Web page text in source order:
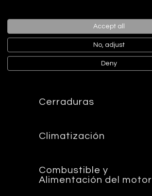
Asientos
Cerraduras
Climatización
Combustible y
Alimentación del motor
Accept all
No, adjust
Deny